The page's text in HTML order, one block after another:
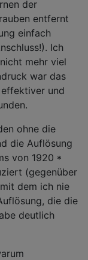
der
entfernt
einfach
Ich
mehr viel
war das
und
ohne die
die Auflösung
von 1920 *
(gegenüber
dem ich nie
die die
deutlich